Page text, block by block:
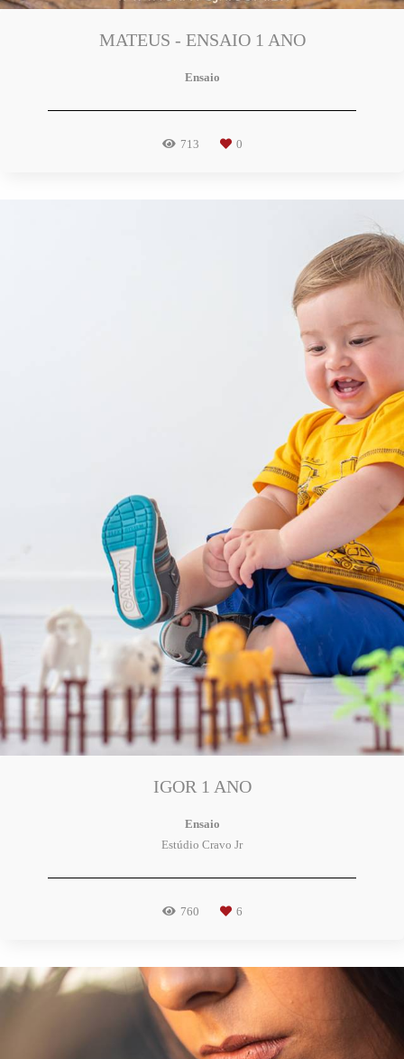
MATEUS - ENSAIO 1 ANO
Ensaio
713 0
IGOR 1 ANO
Ensaio
Estúdio Cravo Jr
760 6